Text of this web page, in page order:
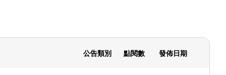
公告類別 點閱數 發佈日期